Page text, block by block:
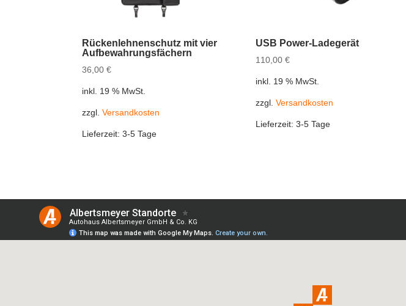
Rückenlehnenschutz mit vier
Aufbewahrungsfächern
36,00€
inkl. 19 % MwSt.
zzgl.Versandkosten
Lieferzeit:3-5 Tage
USB Power-Ladegerät
110,00 €
inkl. 19 % MwSt.
zzgl. Versandkosten
Lieferzeit: 3-5 Tage